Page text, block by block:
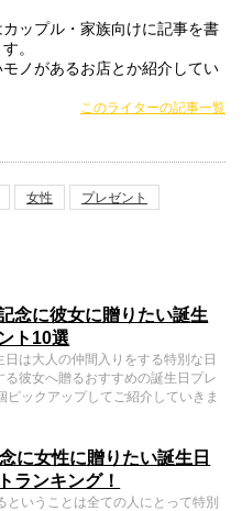
カップル・家族向けに記事を書
。
ノがあるお店とか紹介してい
このライターの記事一覧
女性 プレゼント
念に彼女に贈りたい誕生
ト10選
日は大人の仲間入りをする特別な日
る彼女へ贈るおすすめの誕生日プレ
ピックアップしてご紹介していきま
に女性に贈りたい誕生日
ランキング！
ということは全ての人にとって特別